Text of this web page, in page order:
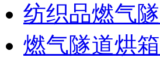
纺织品燃气
燃气隧道烘